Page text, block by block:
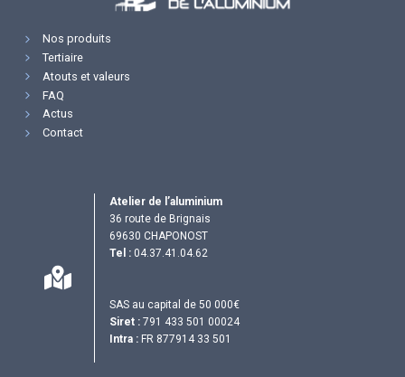
Nos produits
Tertiaire
Atouts et valeurs
FAQ
Actus
Contact
Atelier de l’aluminium
36 route de Brignais
69630 CHAPONOST
Tel : 04.37.41.04.62
SAS au capital de 50 000€
Siret : 791 433 501 00024
Intra : FR 877914 33 501